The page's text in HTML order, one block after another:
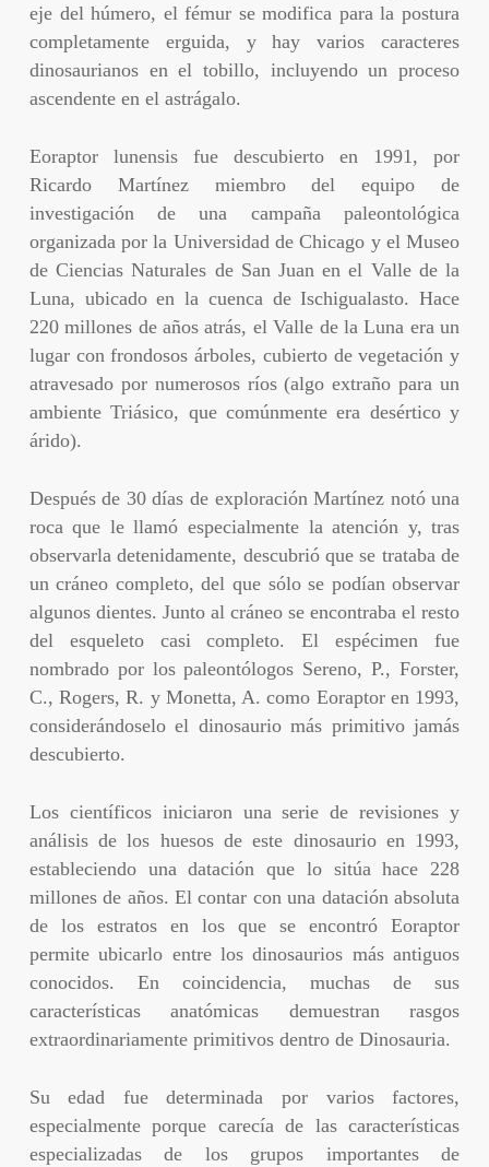
eje del húmero, el fémur se modifica para la postura
completamente erguida, y hay varios caracteres
dinosaurianos en el tobillo, incluyendo un proceso
ascendente en el astrágalo.
Eoraptor lunensis fue descubierto en 1991, por
Ricardo Martínez miembro del equipo de
investigación de una campaña paleontológica
organizada por la Universidad de Chicago y el Museo
de Ciencias Naturales de San Juan en el Valle de la
Luna, ubicado en la cuenca de Ischigualasto. Hace
220 millones de años atrás, el Valle de la Luna era un
lugar con frondosos árboles, cubierto de vegetación y
atravesado por numerosos ríos (algo extraño para un
ambiente Triásico, que comúnmente era desértico y
árido).
Después de 30 días de exploración Martínez notó una
roca que le llamó especialmente la atención y, tras
observarla detenidamente, descubrió que se trataba de
un cráneo completo, del que sólo se podían observar
algunos dientes. Junto al cráneo se encontraba el resto
del esqueleto casi completo. El espécimen fue
nombrado por los paleontólogos Sereno, P., Forster,
C., Rogers, R. y Monetta, A. como Eoraptor en 1993,
considerándoselo el dinosaurio más primitivo jamás
descubierto.
Los científicos iniciaron una serie de revisiones y
análisis de los huesos de este dinosaurio en 1993,
estableciendo una datación que lo sitúa hace 228
millones de años. El contar con una datación absoluta
de los estratos en los que se encontró Eoraptor
permite ubicarlo entre los dinosaurios más antiguos
conocidos. En coincidencia, muchas de sus
características anatómicas demuestran rasgos
extraordinariamente primitivos dentro de Dinosauria.
Su edad fue determinada por varios factores,
especialmente porque carecía de las características
especializadas de los grupos importantes de